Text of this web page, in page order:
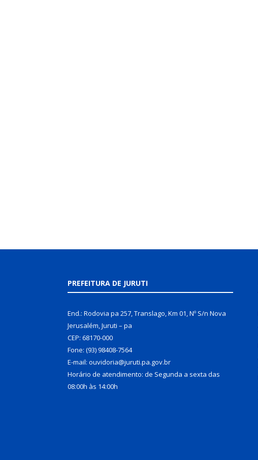
PREFEITURA DE JURUTI
End.: Rodovia pa 257, Translago, Km 01, Nº S/n Nova
Jerusalém, Juruti – pa
CEP: 68170-000
Fone: (93) 98408-7564
E-mail: ouvidoria@juruti.pa.gov.br
Horário de atendimento: de Segunda a sexta das
08:00h às 14:00h